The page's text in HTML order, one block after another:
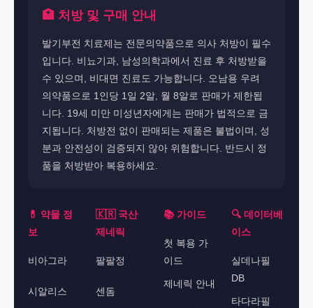
🏥 처방 및 구매 안내
발기부전 치료제는 전문의약품으로 의사 처방이 필수
입니다. 비뇨기과, 남성의학과에서 진료 후 처방받을
수 있으며, 비대면 진료도 가능합니다. 오남용 우려
의약품으로 1인당 1일 2알, 월 8알로 판매가 제한됩
니다. 19세 미만 미성년자에게는 판매가 법적으로 금
지됩니다. 처방전 없이 판매되는 제품은 불법이며, 성
분과 안전성이 검증되지 않아 위험합니다. 반드시 정
품을 처방받아 복용하세요.
💊 약물 정
보
비아그라
시알리스
🇰🇷 국산
제네릭
팔팔정
센돔
📚 가이드
첫 복용 가
이드
제네릭 안내
🔍 데이터베
이스
실데나필
DB
타다라필